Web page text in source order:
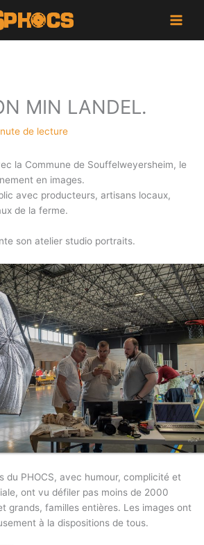
MIN LANDEL.
de lecture
la Commune de Souffelweyersheim, le
en images.
avec producteurs, artisans locaux,
de la ferme.
son atelier studio portraits.
du PHOCS, avec humour, complicité et
ont vu défiler pas moins de 2000
grands, familles entières. Les images ont
à la dispositions de tous.